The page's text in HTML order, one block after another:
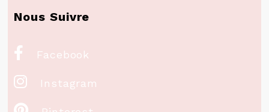
Nous Suivre
 Facebook
 Instagram